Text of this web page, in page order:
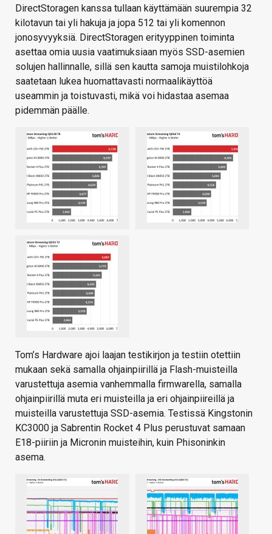
DirectStoragen kanssa tullaan käyttämään suurempia 32
kilotavun tai yli hakuja ja jopa 512 tai yli komennon
jonosyvyyksiä. DirectStoragen erityyppinen toiminta
asettaa omia uusia vaatimuksiaan myös SSD-asemien
solujen hallinnalle, sillä sen kautta samoja muistilohkoja
saatetaan lukea huomattavasti normaalikäyttöä
useammin ja toistuvasti, mikä voi hidastaa asemaa
pidemmän päälle.
Tom’s Hardware ajoi laajan testikirjon ja testiin otettiin
mukaan sekä samalla ohjainpiirillä ja Flash-muisteilla
varustettuja asemia vanhemmalla firmwarella, samalla
ohjainpiirillä muta eri muisteilla ja eri ohjainpiireillä ja
muisteilla varustettuja SSD-asemia. Testissä Kingstonin
KC3000 ja Sabrentin Rocket 4 Plus perustuvat samaan
E18-piiriin ja Micronin muisteihin, kuin Phisoninkin
asema.